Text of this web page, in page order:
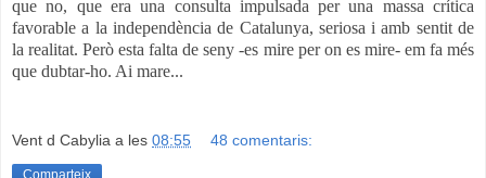
que no, que era una consulta impulsada per una massa crítica
favorable a la independència de Catalunya, seriosa i amb sentit de
la realitat. Però esta falta de seny -es mire per on es mire- em fa més
que dubtar-ho. Ai mare...
Vent d Cabylia a les 08:55 48 comentaris:
Comparteix